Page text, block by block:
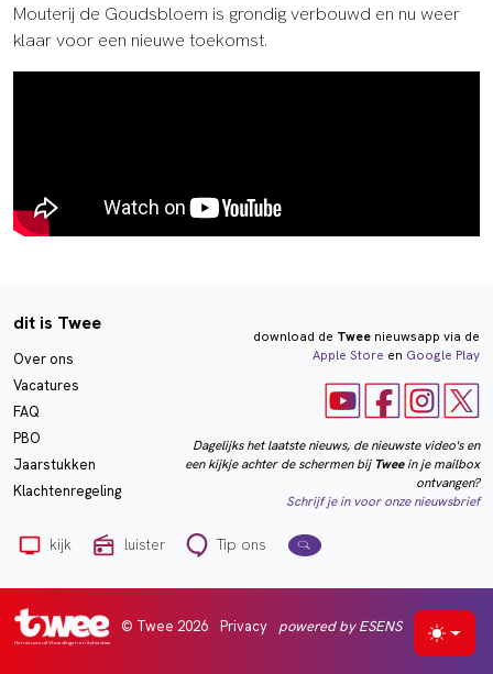
Mouterij de Goudsbloem is grondig verbouwd en nu weer
klaar voor een nieuwe toekomst.
dit is Twee
Over ons
Vacatures
FAQ
PBO
Jaarstukken
Klachtenregeling
download de Tweenieuwsapp via de
Apple Store en Google Play
Dagelijks het laatste nieuws, de nieuwste video's en
een kijkje achter de schermen bij Tweein je mailbox
ontvangen?
Schrijf je in voor onze nieuwsbrief
kijk luister Tip ons
Het nieuws uit Vlaardingen en Schiedam
© Twee 2026 Privacy powered by ESENS